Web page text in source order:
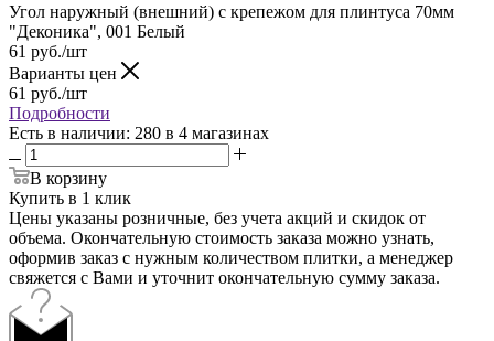
Угол наружный (внешний) с крепежом для плинтуса 70мм
"Деконика", 001 Белый
61 руб./шт
Варианты цен
61 руб./шт
Подробности
Есть в наличии: 280 в 4 магазинах
В корзину
Купить в 1 клик
Цены указаны розничные, без учета акций и скидок от
объема. Окончательную стоимость заказа можно узнать,
оформив заказ с нужным количеством плитки, а менеджер
свяжется с Вами и уточнит окончательную сумму заказа.